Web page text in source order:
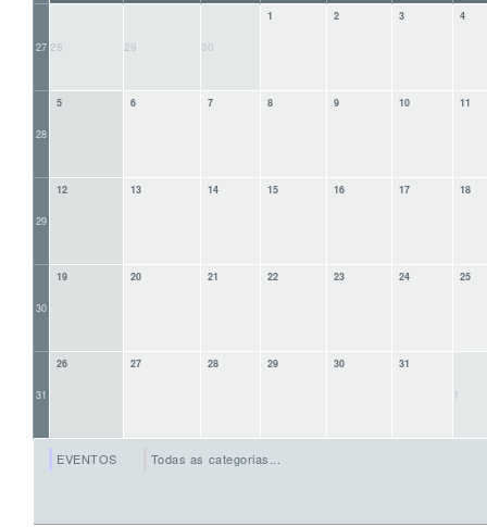
27 28 29 30
1 2 3 4
28
5 6 7 8 9 10 11
29
12 13 14 15 16 17 18
30
19 20 21 22 23 24 25
31
26 27 28 29 30 31
1
EVENTOS Todas as categorias...